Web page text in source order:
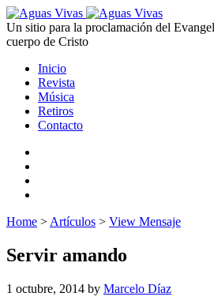
Un sitio para la proclamación del
cuerpo de Cristo
Inicio
Revista
Música
Retiros
Contacto
Home > Artículos > View Mensaje
Servir amando
1 octubre, 2014 by Marcelo Díaz